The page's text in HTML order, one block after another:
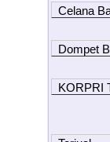
Celana
Dompet
KORPRI